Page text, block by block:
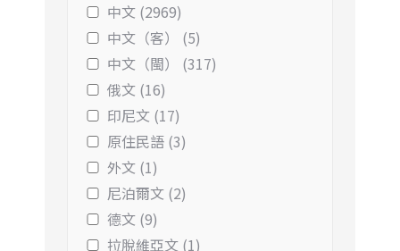
中文 (2969)
中文（客） (5)
中文（閩） (317)
俄文 (16)
印尼文 (17)
原住民語 (3)
外文 (1)
尼泊爾文 (2)
德文 (9)
拉脫維亞文 (1)